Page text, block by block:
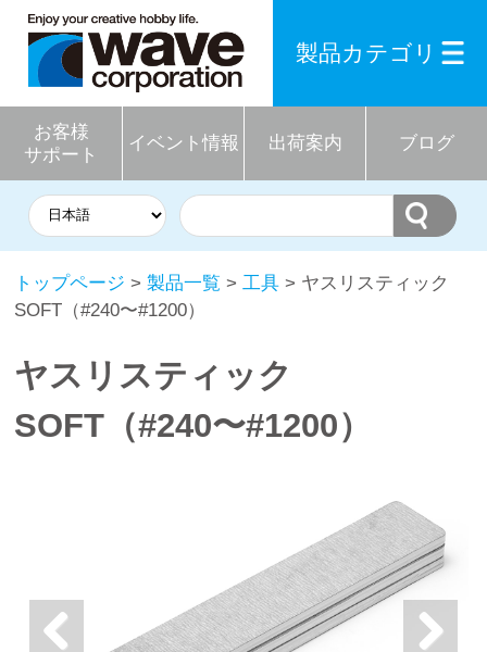
お客様
サポート
イベント情報 出荷案内 ブログ
製品カテゴリ
トップページ > 製品一覧 > 工具 > ヤスリスティック
SOFT（#240〜#1200）
ヤスリスティック
SOFT（#240〜#1200）